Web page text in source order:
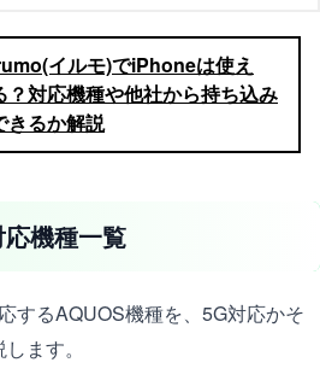
イルモ)でiPhoneは使え
？対応機種や他社から持ち込み
きるか解説
機種一覧
するAQUOS機種を、5G対応かそ
ます。